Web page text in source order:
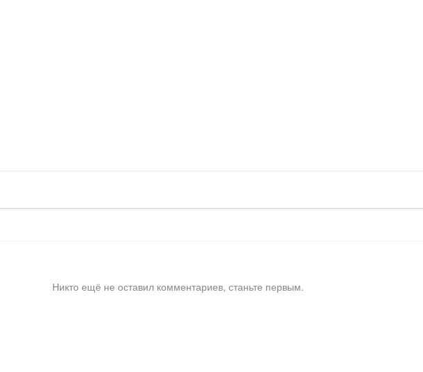
Никто ещё не оставил комментариев, станьте первым.